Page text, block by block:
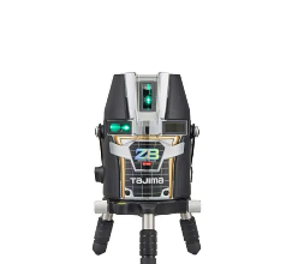
商品を表示しない